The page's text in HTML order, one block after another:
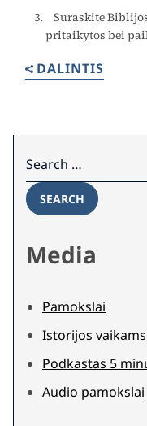
Suraskite
pritaikytos bei
DALINTIS
Search for:
SEARCH
Media
Pamokslai
Istorijos vaikams
Podkastas 5
Audio pamokslai